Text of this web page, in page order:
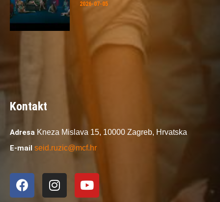
2026-07-05
Kontakt
Adresa Kneza Mislava 15, 10000 Zagreb, Hrvatska
E-mail seid.ruzic@mcf.hr